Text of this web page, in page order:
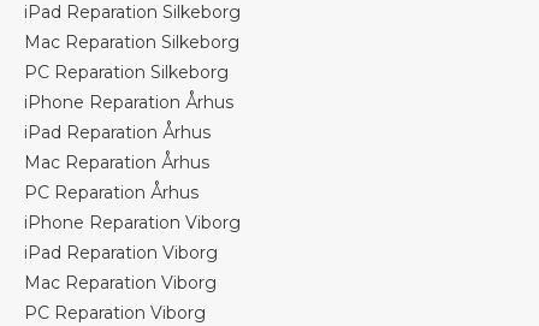
iPad Reparation Silkeborg
Mac Reparation Silkeborg
PC Reparation Silkeborg
iPhone Reparation Århus
iPad Reparation Århus
Mac Reparation Århus
PC Reparation Århus
iPhone Reparation Viborg
iPad Reparation Viborg
Mac Reparation Viborg
PC Reparation Viborg